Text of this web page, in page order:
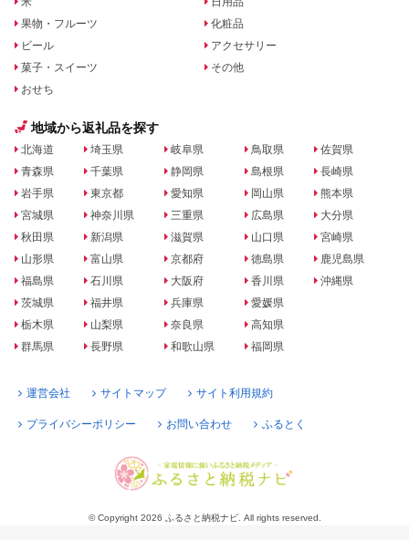
果物・フルーツ
ビール
菓子・スイーツ
おせち
化粧品
アクセサリー
その他
地域から返礼品を探す
北海道
青森県
岩手県
宮城県
秋田県
山形県
福島県
茨城県
栃木県
群馬県
埼玉県
千葉県
東京都
神奈川県
新潟県
富山県
石川県
福井県
山梨県
長野県
岐阜県
静岡県
愛知県
三重県
滋賀県
京都府
大阪府
兵庫県
奈良県
和歌山県
鳥取県
島根県
岡山県
広島県
山口県
徳島県
香川県
愛媛県
高知県
福岡県
佐賀県
長崎県
熊本県
大分県
宮崎県
鹿児島県
沖縄県
運営会社 サイトマップ サイト利用規約
プライバシーポリシー お問い合わせ ふるとく
© Copyright 2026 ふるさと納税ナビ. All rights reserved.